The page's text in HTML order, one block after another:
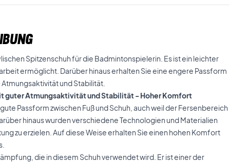
Spitzenschuh für die Badmintonspielerin. Es ist ein leichter
ermöglicht. Darüber hinaus erhalten Sie eine engere Passform
und Stabilität.
guter Atmungsaktivität und Stabilität - Hoher Komfort
Passform zwischen Fuß und Schuh, auch weil der Fersenbereich
hinaus wurden verschiedene Technologien und Materialien
zu erzielen. Auf diese Weise erhalten Sie einen hohen Komfort
die in diesem Schuh verwendet wird. Er ist einer der